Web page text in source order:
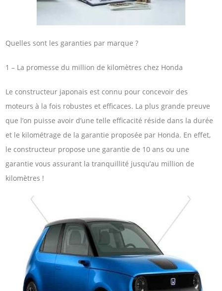
Quelles sont les garanties par marque ?
1 – La promesse du million de kilomètres chez Honda
Le constructeur japonais est connu pour concevoir des
moteurs à la fois robustes et efficaces. La plus grande preuve
que l’on puisse avoir d’une telle efficacité réside dans la durée
et le kilométrage de la garantie proposée par Honda. En effet,
le constructeur propose une garantie de 10 ans ou une
garantie vous assurant la tranquillité jusqu’au million de
kilomètres !